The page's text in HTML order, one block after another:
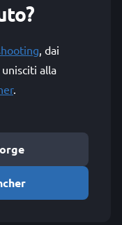
, dai
alla
.